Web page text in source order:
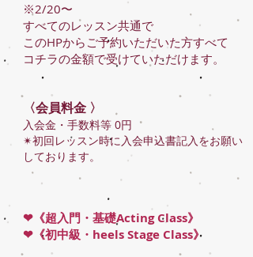
※2/20〜
すべてのレッスン共通で
このHPからご予約いただいた方すべて
コチラの金額で受けていただけます。
〈会員料金 〉
入会金・手数料等 0円
✴︎初回レッスン時に入会申込書記入をお願い
しております。
❤︎《超入門・基礎Acting Class》
❤︎《初中級・heels Stage Class》